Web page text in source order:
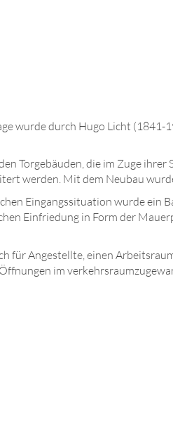
wurde durch Hugo Licht (1841-
Torgebäuden, die im Zuge
werden. Mit dem Neubau
Eingangssituation wurde ein
Einfriedung in Form der
für Angestellte, einen
im